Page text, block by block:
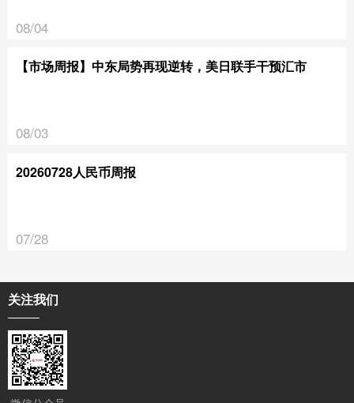
08/04
【市场周报】中东局势再现逆转，美日联手干预汇市
08/03
20260728人民币周报
07/28
关注我们